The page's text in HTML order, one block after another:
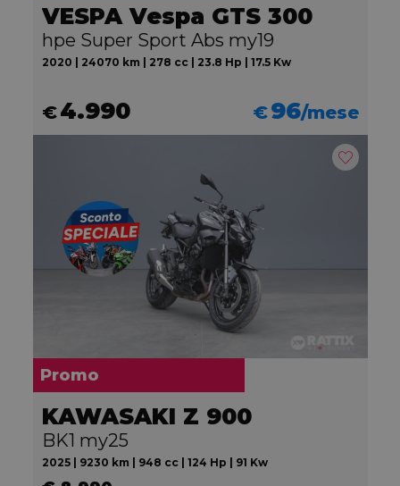
VESPA Vespa GTS 300
hpe Super Sport Abs my19
2020 | 24070 km | 278 cc | 23.8 Hp | 17.5 Kw
€4.990 €96/mese
Promo
KAWASAKI Z 900
BK1 my25
2025 | 9230 km | 948 cc | 124 Hp | 91 Kw